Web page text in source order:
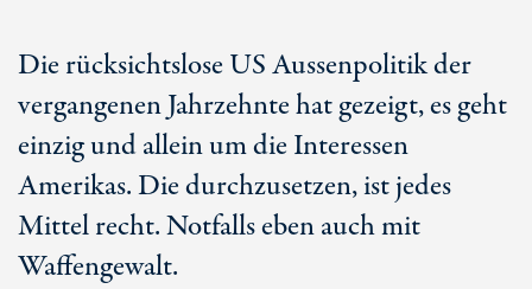
Die rücksichtslose US Aussenpolitik der
vergangenen Jahrzehnte hat gezeigt, es geht
einzig und allein um die Interessen
Amerikas. Die durchzusetzen, ist jedes
Mittel recht. Notfalls eben auch mit
Waffengewalt.